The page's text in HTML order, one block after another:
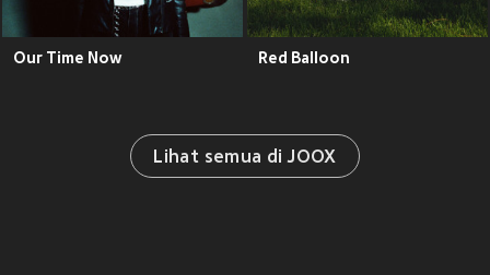
Our Time Now Red Balloon
Lihat semua di JOOX